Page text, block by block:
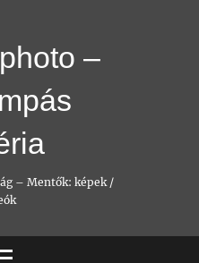
–
– Mentők: képek /